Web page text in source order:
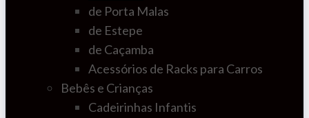
de Porta Malas
de Estepe
de Caçamba
Acessórios de Racks para Carros
Bebês e Crianças
Cadeirinhas Infantis